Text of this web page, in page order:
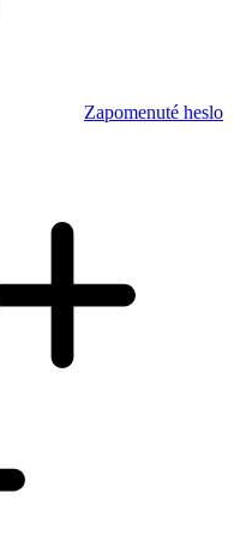
Zapomenuté heslo